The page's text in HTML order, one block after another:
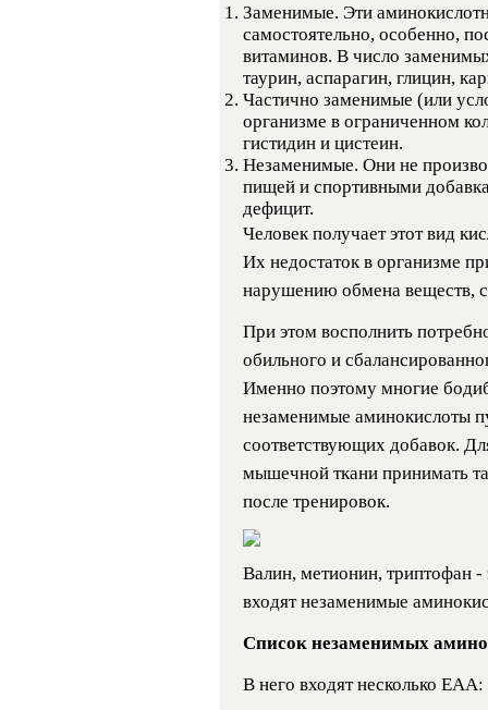
Заменимые. Эти
самостоятельно, особенно,
витаминов. В число
таурин, аспарагин, глицин,
Частично заменимые (или
организме в ограниченном
гистидин и цистеин.
Незаменимые. Они не
пищей и спортивными
дефицит.
Человек получает этот вид
Их недостаток в организме
нарушению обмена веществ,
При этом восполнить
обильного и
Именно поэтому многие
незаменимые аминокислоты
соответствующих добавок.
мышечной ткани принимать
после тренировок.
Валин, метионин, триптофан -
входят незаменимые
Список незаменимых
В него входят несколько ЕАА: